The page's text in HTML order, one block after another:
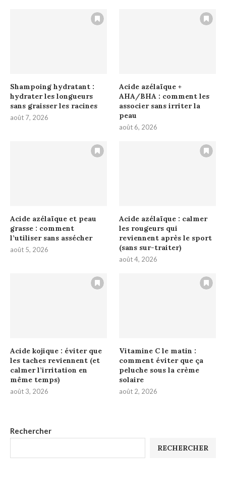
Rechercher
RECHERCHER
Shampoing hydratant :
hydrater les longueurs
sans graisser les racines
août 7, 2026
Acide azélaïque +
AHA/BHA : comment les
associer sans irriter la
peau
août 6, 2026
Acide azélaïque et peau
grasse : comment
l’utiliser sans assécher
août 5, 2026
Acide azélaïque : calmer
les rougeurs qui
reviennent après le sport
(sans sur-traiter)
août 4, 2026
Acide kojique : éviter que
les taches reviennent (et
calmer l’irritation en
même temps)
août 3, 2026
Vitamine C le matin :
comment éviter que ça
peluche sous la crème
solaire
août 2, 2026